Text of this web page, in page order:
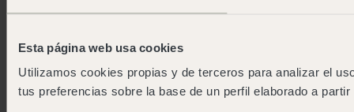
Esta página web usa cookies
Utilizamos cookies propias y de terceros para analizar el
tus preferencias sobre la base de un perfil elaborado a
Uma espetacular baía de ambiente pesqueiro.
Cabo de Gata